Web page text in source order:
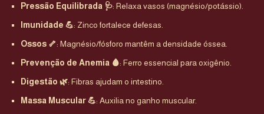
Pressão Equilibrada 🩺: Relaxa vasos (magnésio/potássio).
Imunidade 💪: Zinco fortalece defesas.
Ossos 🦴: Magnésio/fósforo mantêm a densidade óssea.
Prevenção de Anemia 🩸: Ferro essencial para oxigênio.
Digestão 🌿: Fibras ajudam o intestino.
Massa Muscular 💪: Auxilia no ganho muscular.